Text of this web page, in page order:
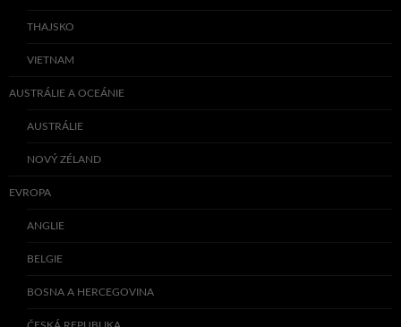
THAJSKO
VIETNAM
AUSTRÁLIE A OCEÁNIE
AUSTRÁLIE
NOVÝ ZÉLAND
EVROPA
ANGLIE
BELGIE
BOSNA A HERCEGOVINA
ČESKÁ REPUBLIKA